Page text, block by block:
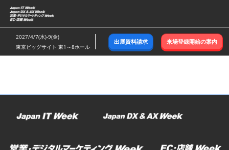
ス
キ
ッ
し
む
2027/4/7(水)-9(金)
東京ビッグサイト 東1～8ホール
出展資料請求 来場登録開始の案内